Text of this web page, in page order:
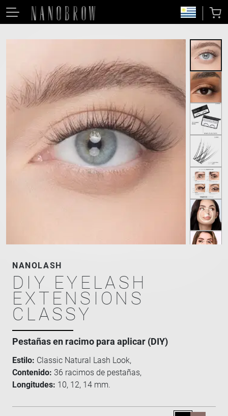
NANOLASH
DIY EYELASH
EXTENSIONS
CLASSY
Pestañas en racimo para aplicar (DIY)
Estilo: Classic Natural Lash Look,
Contenido: 36 racimos de pestañas,
Longitudes: 10, 12, 14 mm.